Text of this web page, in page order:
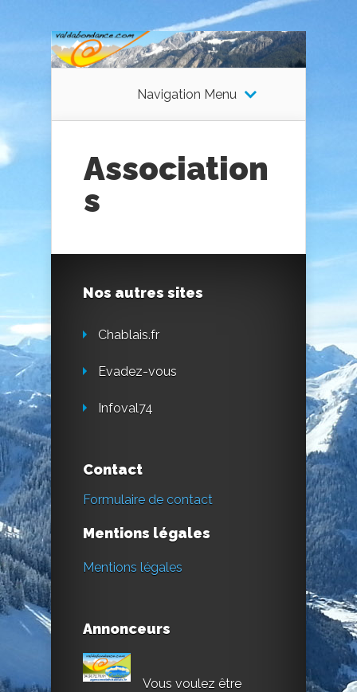
Navigation Menu
Association
s
Nos autres sites
Chablais.fr
Evadez-vous
Infoval74
Contact
Formulaire de contact
Mentions légales
Mentions légales
Annonceurs
Vous voulez être